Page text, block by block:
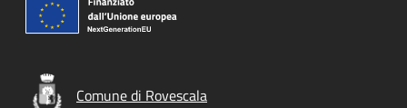
Comune di Rovescala